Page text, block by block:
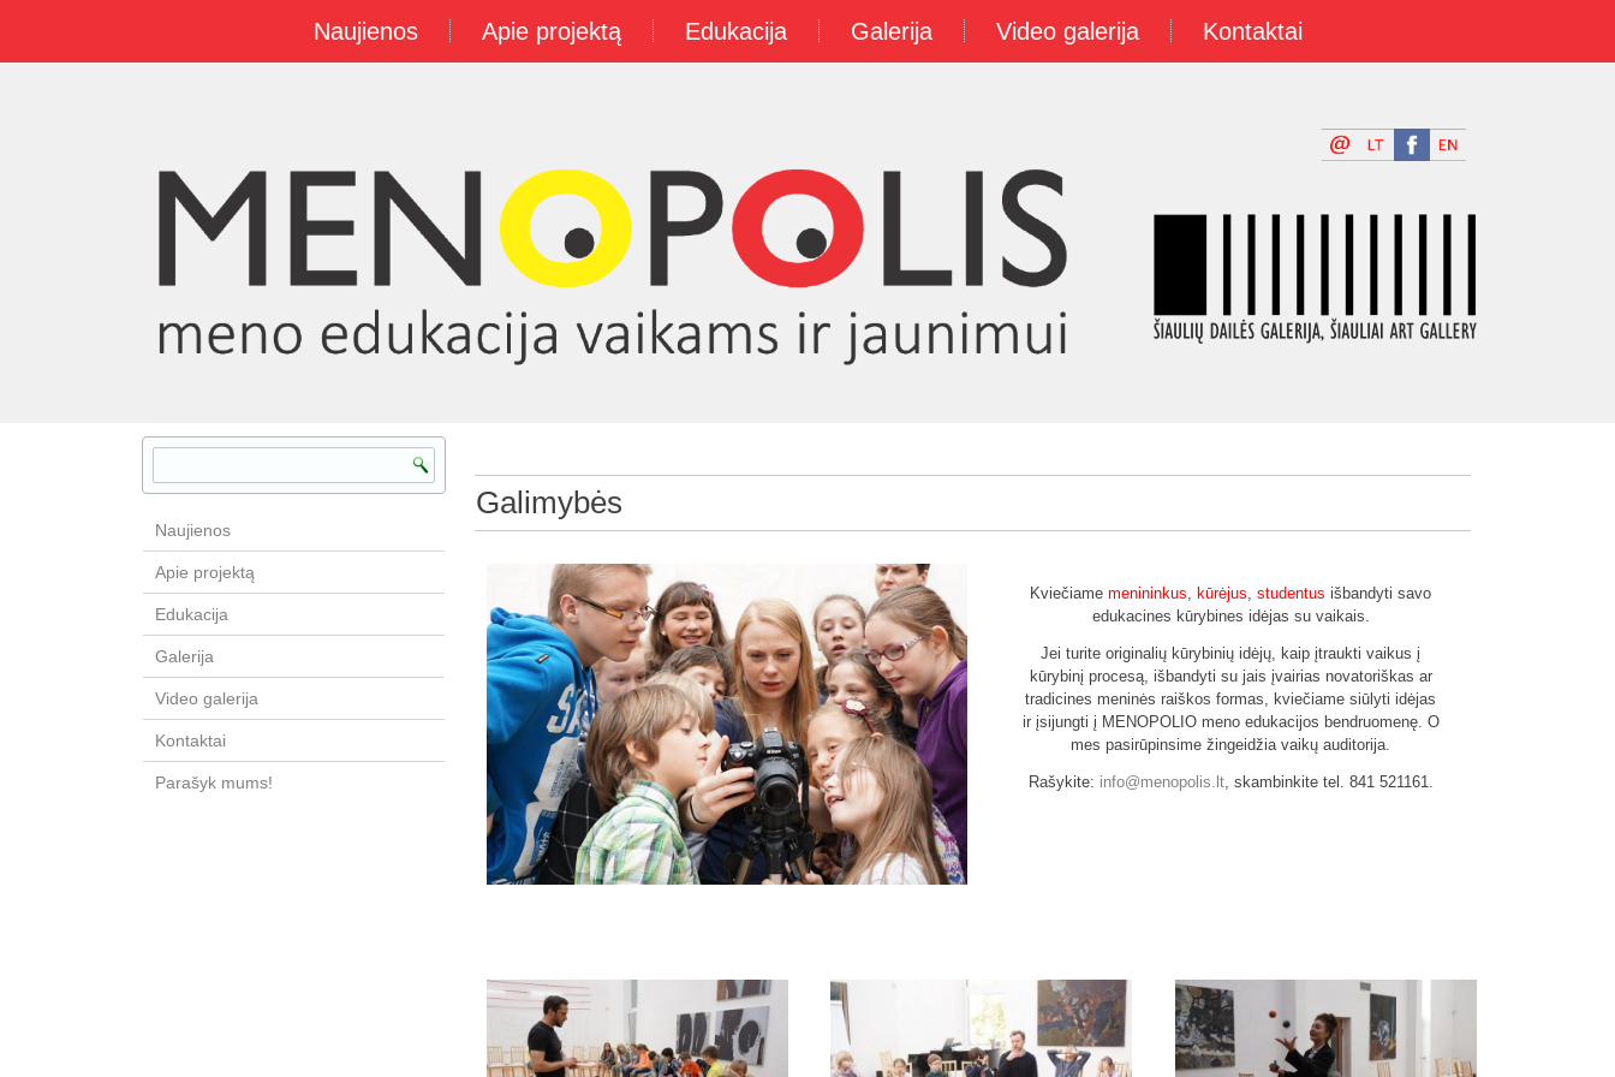
Naujienos Apie projektą Edukacija Galerija Video galerija Kontaktai
Naujienos
Apie projektą
Edukacija
Galerija
Video galerija
Kontaktai
Parašyk mums!
Galimybės
Kviečiamemenininkus, kūrėjus,studentus išbandyti savo
edukacines kūrybines idėjas su vaikais.
Jei turite originalių kūrybinių idėjų, kaip įtraukti vaikus į
kūrybinį procesą, išbandyti su jais įvairias novatoriškas ar
tradicines meninės raiškos formas, kviečiame siūlyti idėjas
ir įsijungti į MENOPOLIO meno edukacijos bendruomenę. O
mes pasirūpinsime žingeidžia vaikų auditorija.
Rašykite: info@menopolis.lt, skambinkite tel. 841 521161.